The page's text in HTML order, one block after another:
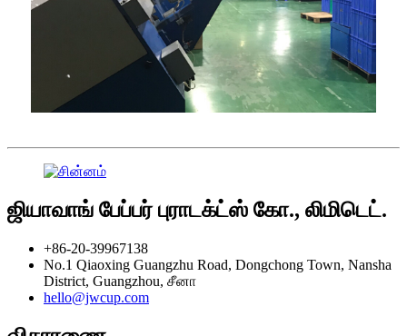
ஜியாவாங் பேப்பர் புராடக்ட்ஸ் கோ., லிமிடெட்.
+86-20-39967138
No.1 Qiaoxing Guangzhu Road, Dongchong Town, Nansha
District, Guangzhou, சீனா
hello@jwcup.com